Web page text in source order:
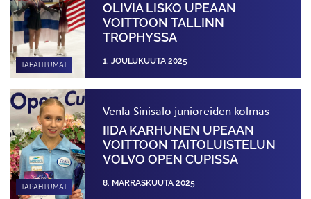
TAPAHTUMAT
OLIVIA LISKO UPEAAN
VOITTOON TALLINN
TROPHYSSA
1. JOULUKUUTA 2025
TAPAHTUMAT
Venla Sinisalo junioreiden kolmas
IIDA KARHUNEN UPEAAN
VOITTOON TAITOLUISTELUN
VOLVO OPEN CUPISSA
8. MARRASKUUTA 2025